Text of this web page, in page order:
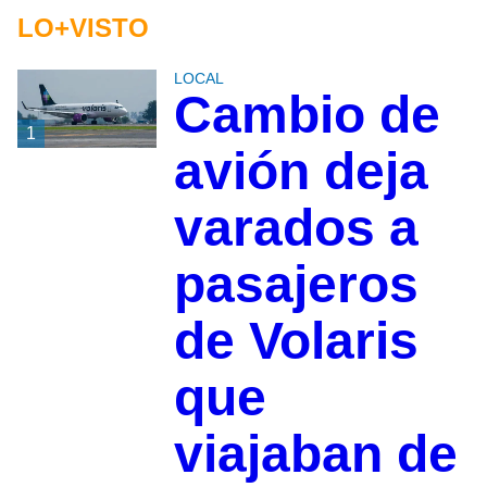
LO+VISTO
1
LOCAL
Cambio de
avión deja
varados a
pasajeros
de Volaris
que
viajaban de